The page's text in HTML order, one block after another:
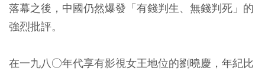
落幕之後，中國仍然爆發「有錢判生、無錢判死」的
強烈批評。
在一九八○年代享有影視女王地位的劉曉慶，年紀比